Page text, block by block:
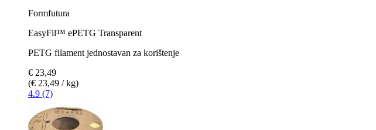
Formfutura
EasyFil™ ePETG Transparent
PETG filament jednostavan za korištenje
€ 23,49
(€ 23,49 / kg)
4.9 (7)